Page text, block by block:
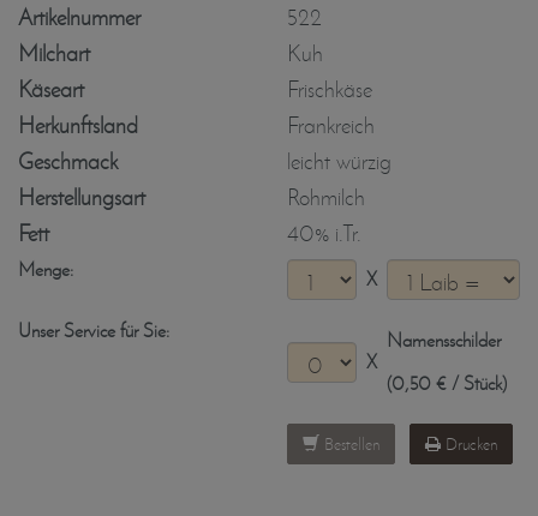
Artikelnummer
522
Milchart
Kuh
Käseart
Frischkäse
Herkunftsland
Frankreich
Geschmack
leicht würzig
Herstellungsart
Rohmilch
Fett
40% i.Tr.
Menge: X
Unser Service für Sie:
X
Namensschilder
(0,50 € / Stück)
Bestellen Drucken